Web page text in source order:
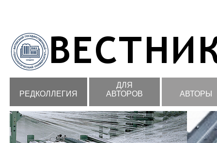
РЕДКОЛЛЕГИЯ
ДЛЯ
АВТОРОВ
АВТОРЫ